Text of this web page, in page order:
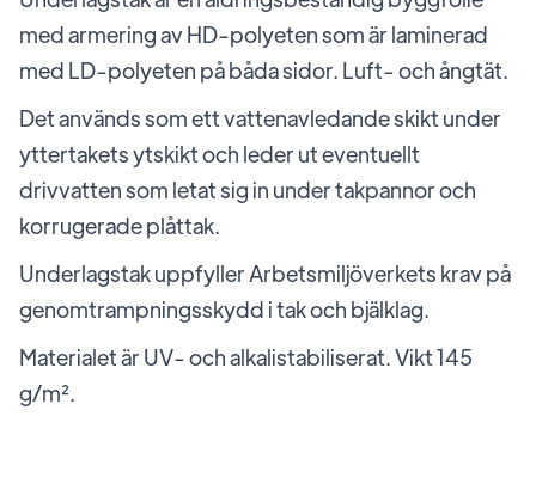
med armering av HD-polyeten som är laminerad
med LD-polyeten på båda sidor. Luft- och ångtät.
Det används som ett vattenavledande skikt under
yttertakets ytskikt och leder ut eventuellt
drivvatten som letat sig in under takpannor och
korrugerade plåttak.
Underlagstak uppfyller Arbetsmiljöverkets krav på
genomtrampningsskydd i tak och bjälklag.
Materialet är UV- och alkalistabiliserat. Vikt 145
g/m².